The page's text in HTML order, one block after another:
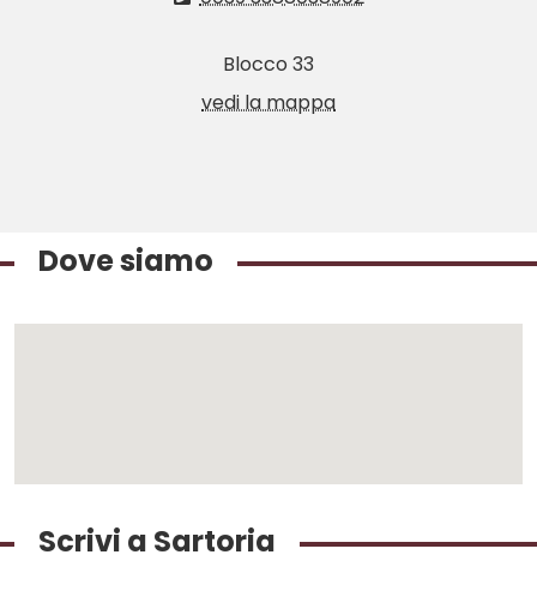
Blocco 33
vedi la mappa
Dove siamo
Scrivi a Sartoria